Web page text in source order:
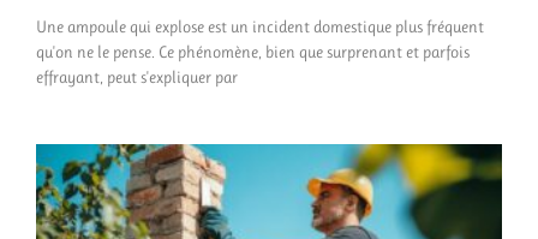
Une ampoule qui explose est un incident domestique plus fréquent
qu'on ne le pense. Ce phénomène, bien que surprenant et parfois
effrayant, peut s'expliquer par